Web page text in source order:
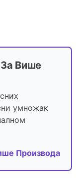
За Више
умножак
Производа